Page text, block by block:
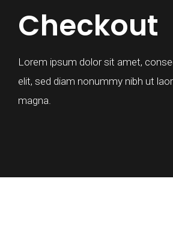
Checkout
Lorem ipsum dolor sit amet,
elit, sed diam nonummy nibh ut
magna.